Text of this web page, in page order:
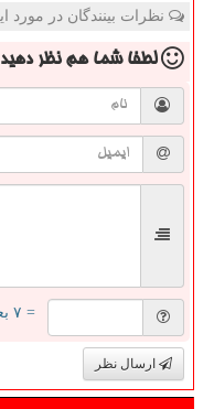
نظرات بینندگان در مورد
لطفا شما همنظر دهید
= ۷ بعلاوه ۴
ارسال نظر